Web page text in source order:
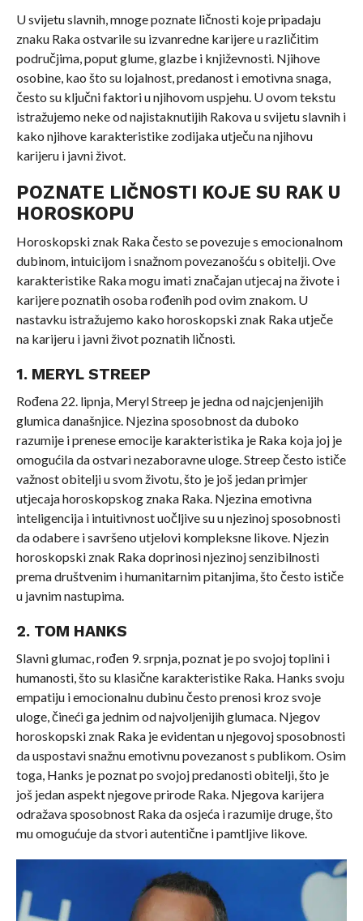
U svijetu slavnih, mnoge poznate ličnosti koje pripadaju
znaku Raka ostvarile su izvanredne karijere u različitim
područjima, poput glume, glazbe i književnosti. Njihove
osobine, kao što su lojalnost, predanost i emotivna snaga,
često su ključni faktori u njihovom uspjehu. U ovom tekstu
istražujemo neke od najistaknutijih Rakova u svijetu slavnih i
kako njihove karakteristike zodijaka utječu na njihovu
karijeru i javni život.
POZNATE LIČNOSTI KOJE SU RAK U
HOROSKOPU
Horoskopski znak Raka često se povezuje s emocionalnom
dubinom, intuicijom i snažnom povezanošću s obitelji. Ove
karakteristike Raka mogu imati značajan utjecaj na živote i
karijere poznatih osoba rođenih pod ovim znakom. U
nastavku istražujemo kako horoskopski znak Raka utječe
na karijeru i javni život poznatih ličnosti.
1. MERYL STREEP
Rođena 22. lipnja, Meryl Streep je jedna od najcjenjenijih
glumica današnjice. Njezina sposobnost da duboko
razumije i prenese emocije karakteristika je Raka koja joj je
omogućila da ostvari nezaboravne uloge. Streep često ističe
važnost obitelji u svom životu, što je još jedan primjer
utjecaja horoskopskog znaka Raka. Njezina emotivna
inteligencija i intuitivnost uočljive su u njezinoj sposobnosti
da odabere i savršeno utjelovi kompleksne likove. Njezin
horoskopski znak Raka doprinosi njezinoj senzibilnosti
prema društvenim i humanitarnim pitanjima, što često ističe
u javnim nastupima.
2. TOM HANKS
Slavni glumac, rođen 9. srpnja, poznat je po svojoj toplini i
humanosti, što su klasične karakteristike Raka. Hanks svoju
empatiju i emocionalnu dubinu često prenosi kroz svoje
uloge, čineći ga jednim od najvoljenijih glumaca. Njegov
horoskopski znak Raka je evidentan u njegovoj sposobnosti
da uspostavi snažnu emotivnu povezanost s publikom. Osim
toga, Hanks je poznat po svojoj predanosti obitelji, što je
još jedan aspekt njegove prirode Raka. Njegova karijera
odražava sposobnost Raka da osjeća i razumije druge, što
mu omogućuje da stvori autentične i pamtljive likove.